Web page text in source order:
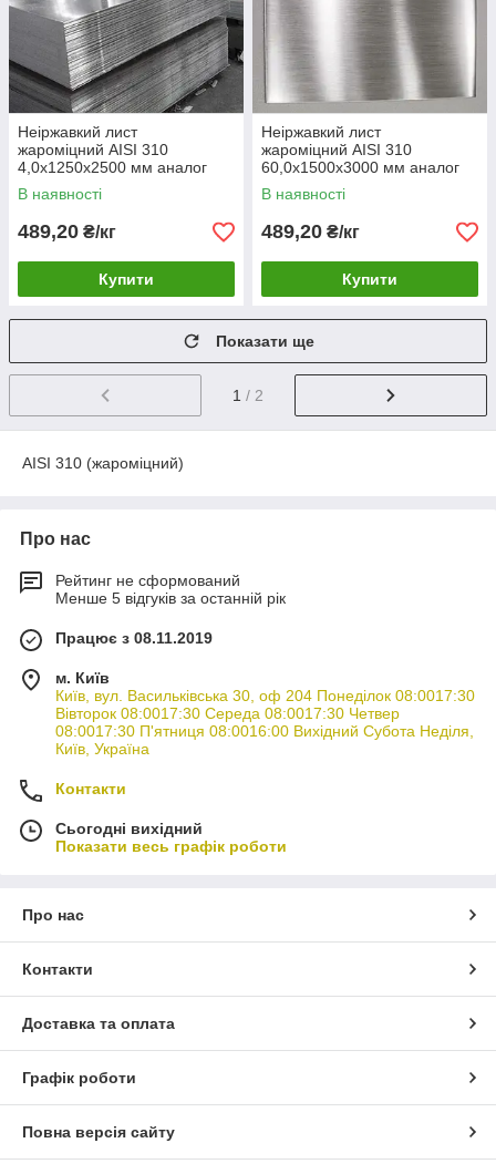
Неіржавкий лист
жароміцний AISI 310
4,0х1250х2500 мм аналог
20х23Н18
В наявності
489,20 ₴/кг
Купити
Неіржавкий лист
жароміцний AISI 310
60,0х1500х3000 мм аналог
20х23Н18
В наявності
489,20 ₴/кг
Купити
Показати ще
1 / 2
AISI 310 (жароміцний)
Про нас
Рейтинг не сформований
Менше 5 відгуків за останній рік
Працює з 08.11.2019
м. Київ
Київ, вул. Васильківська 30, оф 204 Понеділок 08:0017:30
Вівторок 08:0017:30 Середа 08:0017:30 Четвер
08:0017:30 П'ятниця 08:0016:00 Вихідний Субота Неділя,
Київ, Україна
Контакти
Сьогодні вихідний
Показати весь графік роботи
Про нас
Контакти
Доставка та оплата
Графік роботи
Повна версія сайту